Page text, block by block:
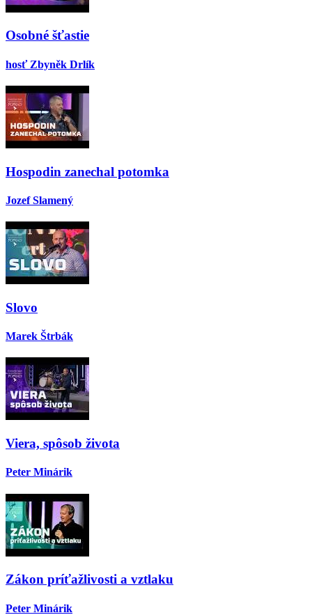
Osobné šťastie
hosť Zbyněk Drlík
Hospodin zanechal potomka
Jozef Slamený
Slovo
Marek Štrbák
Viera, spôsob života
Peter Minárik
Zákon príťažlivosti a vztlaku
Peter Minárik